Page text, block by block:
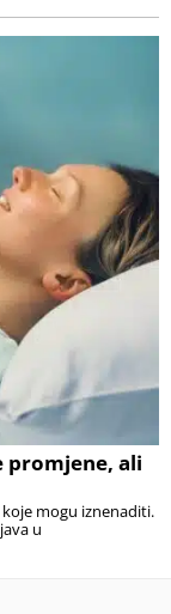
promjene, ali
mogu iznenaditi.
u